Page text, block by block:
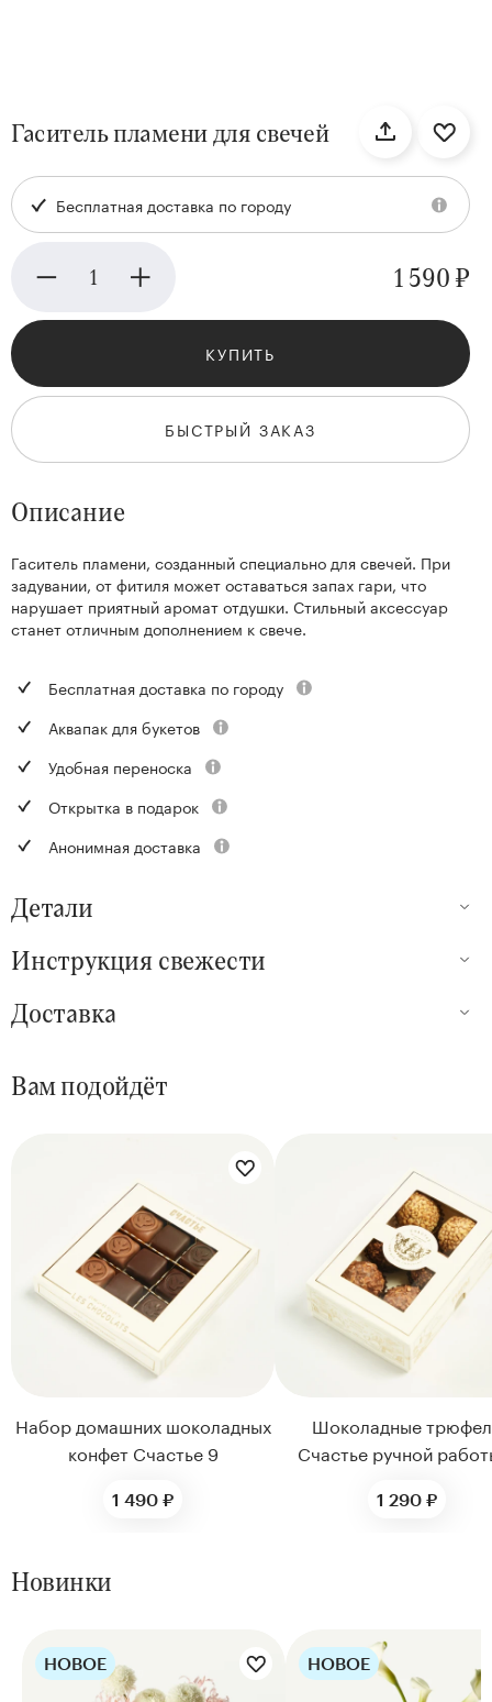
Kenzan
Collection
Гаситель пламени для свечей
Бесплатная доставка по городу
1 590 ₽
КУПИТЬ
БЫСТРЫЙ ЗАКАЗ
Описание
Гаситель пламени, созданный специально для свечей. При
задувании, от фитиля может оставаться запах гари, что
нарушает приятный аромат отдушки. Стильный аксессуар
станет отличным дополнением к свече.
Бесплатная доставка по городу
Аквапак для букетов
Удобная переноска
Открытка в подарок
Анонимная доставка
Детали
Инструкция свежести
Доставка
Вам подойдёт
Набор домашних шоколадных
конфет Счастье 9
1 490 ₽
Шоколадные
Счастье ручной
1 290 ₽
Новинки
Цветы букета:
НОВОЕ
Цветы букета:
НОВОЕ